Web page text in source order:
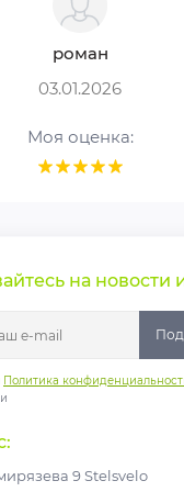
роман
03.01.2026
Моя оценка:
на новости
Политика
9 Stelsvelo